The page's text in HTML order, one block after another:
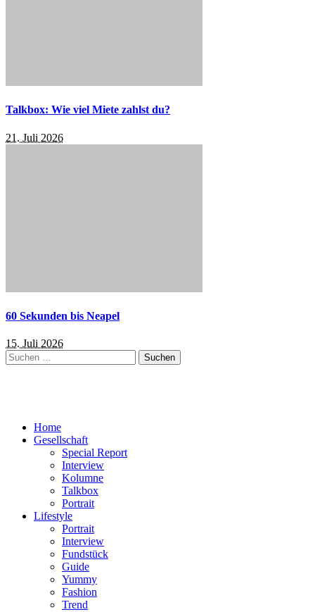
Talkbox: Wie viel Miete zahlst du?
21. Juli 2026
60 Sekunden bis Neapel
15. Juli 2026
Suchen
nach:
Home
Gesellschaft
Special Report
Interview
Kolumne
Talkbox
Portrait
Lifestyle
Portrait
Interview
Fundstück
Guide
Yummy
Fashion
Trend